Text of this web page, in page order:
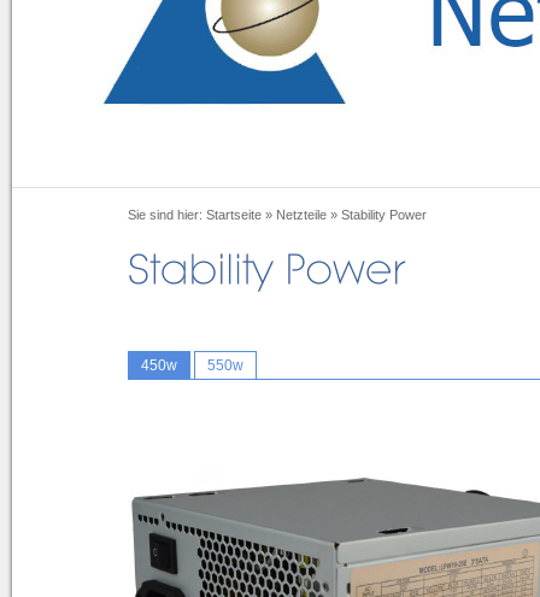
Sie sind hier: Startseite » Netzteile » Stability Power
450w 550w